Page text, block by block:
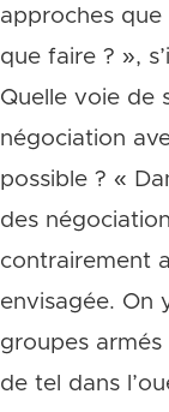
approches
que faire ? »,
Quelle voie de
négociation
possible ? «
des
contrairement
envisagée. On
groupes armés
de tel dans